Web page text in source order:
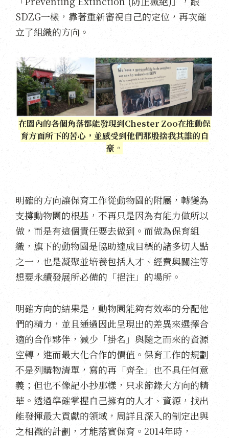
SDZG一樣，靠著重新審視自己的定位，再次確
立了組織的方向。
在園內的各個角落都能發現到Chester Zoo在推動保
育方面所下的苦心，並感受到他們那股捨我其誰的自
豪。
明確的方向讓保育工作從動物園的附屬，轉變為
支撐動物園的根基，不再只是因為有能力做所以
做，而是有這個責任要去做到。而做為保育組
織，旗下的動物園是協助達成目標的諸多切入點
之一，也是凝聚並培養包括人才、經費與關注等
想要永續發展所必備的「挹注」的場所。
明確方向的結果是，動物園能夠有效率的分配他
們的精力，並且通過因此呈現出的差異來選擇合
適的合作夥伴，減少「掛名」與隨之而來的資源
空轉，進而最大化合作的價值。保育工作的規劃
不是列購物清單，寫的再「齊全」也不具任何意
義；但也不像記小抄那樣，只求節錄大方向的精
華。透過準確掌握自己擁有的人才、資源，找出
能發揮最大貢獻的領域，周詳且深入的制定出與
之相襯的計劃，才能落實保育。2014年時，